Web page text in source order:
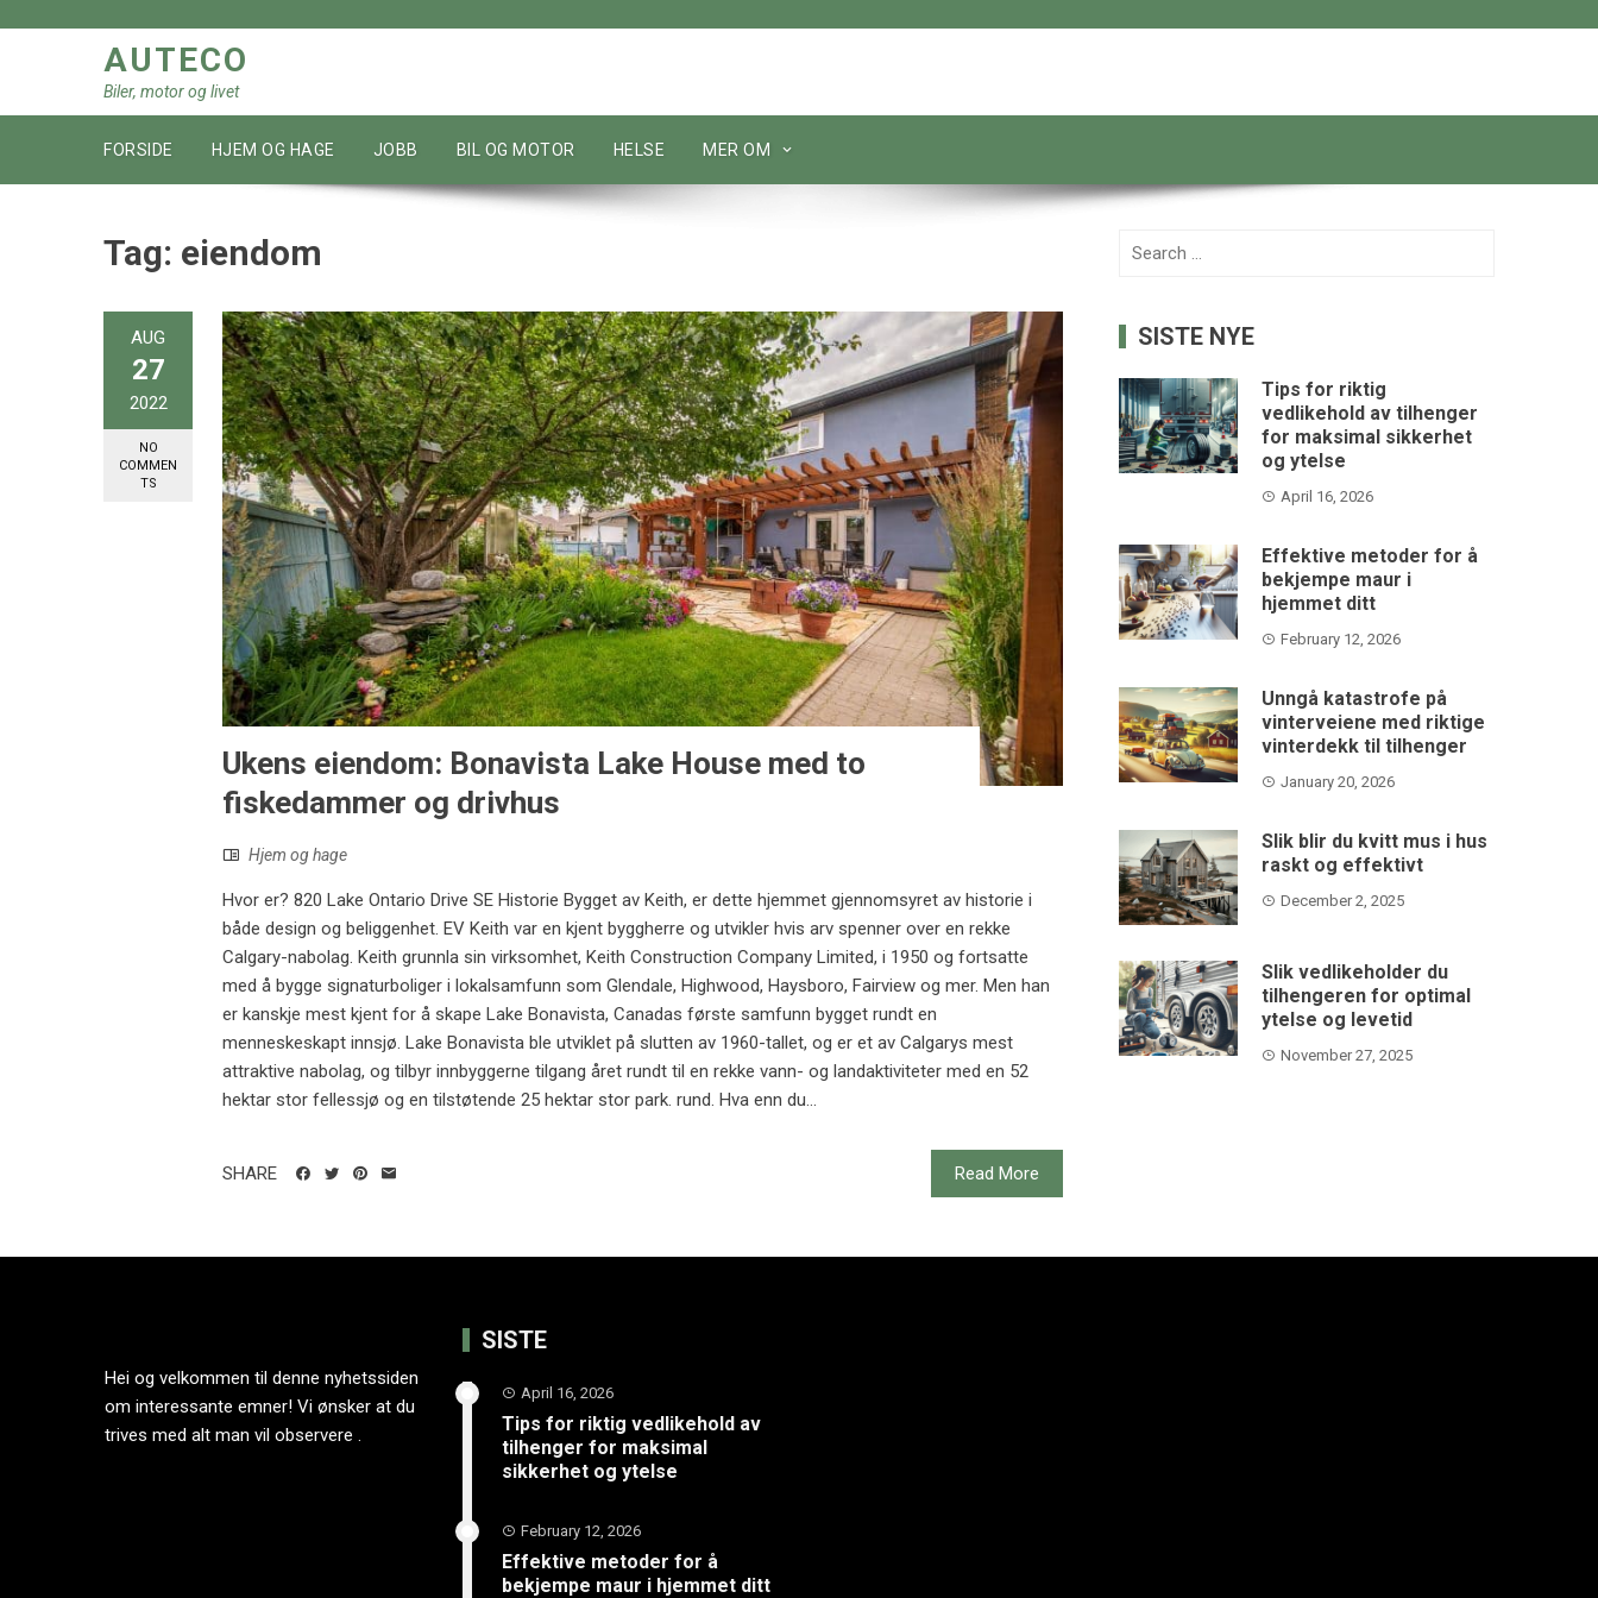
AUTECO
Biler, motor og livet
FORSIDE HJEM OG HAGE JOBB BIL OG MOTOR HELSE MER OM
Tag: eiendom
AUG
27
2022
NO
COMMEN
TS
Ukens eiendom: Bonavista Lake House med to
fiskedammer og drivhus
Hjem og hage
Hvor er? 820 Lake Ontario Drive SE Historie Bygget av Keith, er dette hjemmet gjennomsyret av historie i
både design og beliggenhet. EV Keith var en kjent byggherre og utvikler hvis arv spenner over en rekke
Calgary-nabolag. Keith grunnla sin virksomhet, Keith Construction Company Limited, i 1950 og fortsatte
med å bygge signaturboliger i lokalsamfunn som Glendale, Highwood, Haysboro, Fairview og mer. Men han
er kanskje mest kjent for å skape Lake Bonavista, Canadas første samfunn bygget rundt en
menneskeskapt innsjø. Lake Bonavista ble utviklet på slutten av 1960-tallet, og er et av Calgarys mest
attraktive nabolag, og tilbyr innbyggerne tilgang året rundt til en rekke vann- og landaktiviteter med en 52
hektar stor fellessjø og en tilstøtende 25 hektar stor park. rund. Hva enn du...
Read More
SHARE
Search
SISTE NYE
Tips for riktig
vedlikehold av tilhenger
for maksimal sikkerhet
og ytelse
April 16, 2026
Effektive metoder for å
bekjempe maur i
hjemmet ditt
February 12, 2026
Unngå katastrofe på
vinterveiene med riktige
vinterdekk til tilhenger
January 20, 2026
Slik blir du kvitt mus i hus
raskt og effektivt
December 2, 2025
Slik vedlikeholder du
tilhengeren for optimal
ytelse og levetid
November 27, 2025
Hei og velkommen til denne nyhetssiden
om interessante emner! Vi ønsker at du
trives med alt man vil observere .
SISTE
April 16, 2026
Tips for riktig vedlikehold av
tilhenger for maksimal
sikkerhet og ytelse
February 12, 2026
Effektive metoder for å
bekjempe maur i hjemmet ditt